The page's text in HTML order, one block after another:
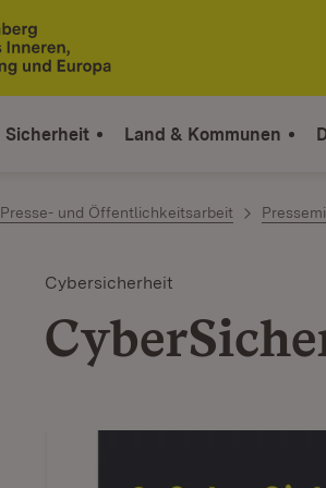
Sicherheit Land & Kommunen
Presse- und Öffentlichkeitsarbeit
Cybersicherheit